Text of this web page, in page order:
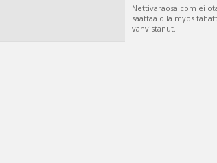
Nettivaraosa.com ei
saattaa olla myös
vahvistanut.